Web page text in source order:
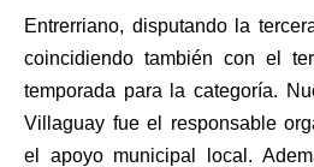
Entrerriano, disputando la
coincidiendo también con el
temporada para la categoría.
Villaguay fue el responsable
el apoyo municipal local.